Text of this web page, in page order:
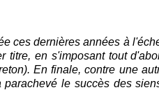
ces dernières années à
titre, en s'imposant tout
En finale, contre une
le succès des